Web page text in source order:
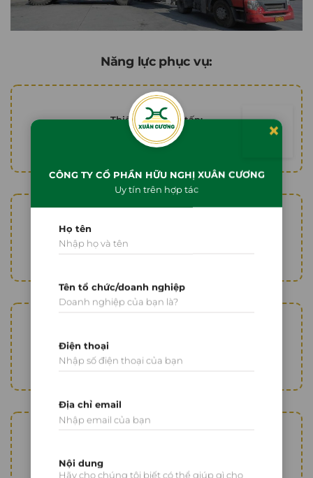
Năng lực phục vụ:
Thiết bị cẩu 50 tấn:
06 chiếc
01 chiếc
CÔNG TY CỔ PHẦN HỮU NGHỊ XUÂN CƯƠNG
Uy tín trên hợp tác
×
Họ tên
Tên tổ chức/doanh nghiệp
Điện thoại
Địa chỉ email
Nội dung